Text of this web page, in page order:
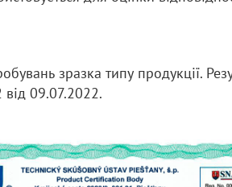
зразка типу продукції.
09.07.2022.